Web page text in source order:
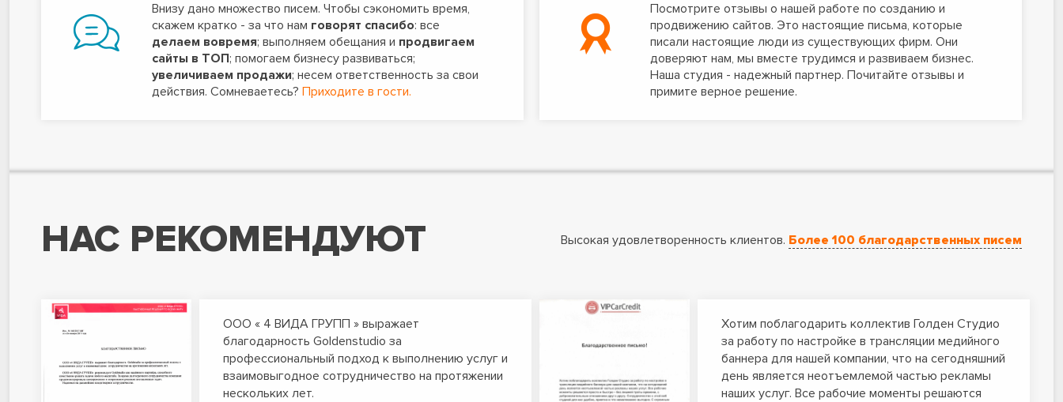
Внизу дано множество писем. Чтобы сэкономить время,
скажем кратко - за что нам говорят спасибо: все
делаем вовремя; выполняем обещания и продвигаем
сайты в ТОП; помогаем бизнесу развиваться;
увеличиваем продажи; несем ответственность за свои
действия. Сомневаетесь? Приходите в гости.
Посмотрите отзывы о нашей работе по созданию и
продвижению сайтов. Это настоящие письма, которые
писали настоящие люди из существующих фирм. Они
доверяют нам, мы вместе трудимся и развиваем бизнес.
Наша студия - надежный партнер. Почитайте отзывы и
примите верное решение.
НАС РЕКОМЕНДУЮТ Высокая удовлетворенность клиентов. Более 100 благодарственных писем
ООО « 4 ВИДА ГРУПП » выражает
благодарность Goldenstudio за
профессиональный подход к выполнению услуг и
взаимовыгодное сотрудничество на протяжении
нескольких лет.
Хотим поблагодарить коллектив Голден Студио
за работу по настройке в трансляции медийного
баннера для нашей компании, что на сегодняшний
день является неотъемлемой частью рекламы
наших услуг. Все рабочие моменты решаются